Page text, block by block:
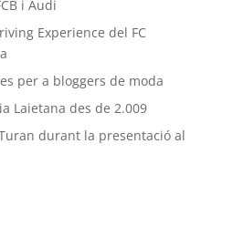
i Audi
Experience del FC
per a bloggers de moda
Laietana des de 2.009
durant la presentació al